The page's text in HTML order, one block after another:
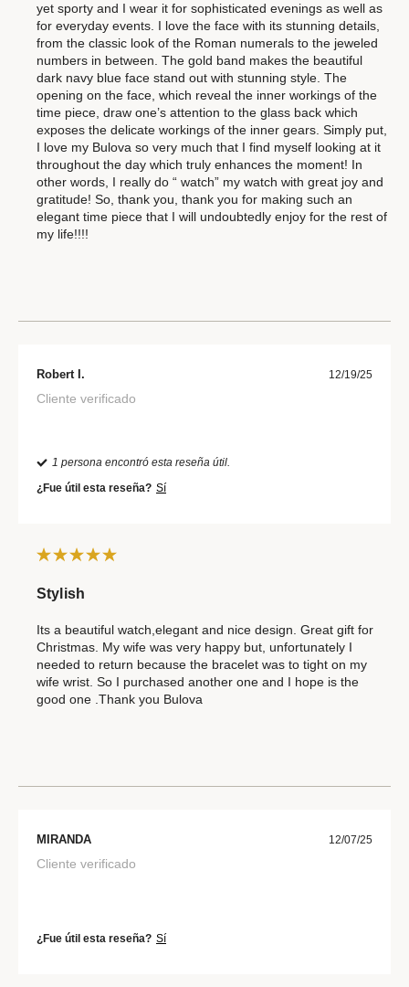
yet sporty and I wear it for sophisticated evenings as well as
for everyday events. I love the face with its stunning details,
from the classic look of the Roman numerals to the jeweled
numbers in between. The gold band makes the beautiful
dark navy blue face stand out with stunning style. The
opening on the face, which reveal the inner workings of the
time piece, draw one’s attention to the glass back which
exposes the delicate workings of the inner gears. Simply put,
I love my Bulova so very much that I find myself looking at it
throughout the day which truly enhances the moment! In
other words, I really do “ watch” my watch with great joy and
gratitude! So, thank you, thank you for making such an
elegant time piece that I will undoubtedly enjoy for the rest of
my life!!!!
Robert I. 12/19/25
Cliente verificado
1 persona encontró esta reseña útil.
¿Fue útil esta reseña? Sí
Stylish
Its a beautiful watch,elegant and nice design. Great gift for
Christmas. My wife was very happy but, unfortunately I
needed to return because the bracelet was to tight on my
wife wrist. So I purchased another one and I hope is the
good one .Thank you Bulova
MIRANDA 12/07/25
Cliente verificado
¿Fue útil esta reseña? Sí